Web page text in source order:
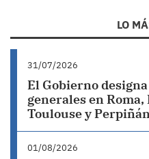
LO
31/07/2026
El Gobierno
generales en
Toulouse y
01/08/2026